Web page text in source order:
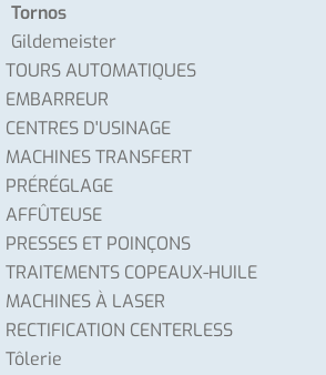
Tornos
Gildemeister
TOURS AUTOMATIQUES
EMBARREUR
CENTRES D'USINAGE
MACHINES TRANSFERT
PRÉRÉGLAGE
AFFÛTEUSE
PRESSES ET POINÇONS
TRAITEMENTS COPEAUX-HUILE
MACHINES À LASER
RECTIFICATION CENTERLESS
Tôlerie